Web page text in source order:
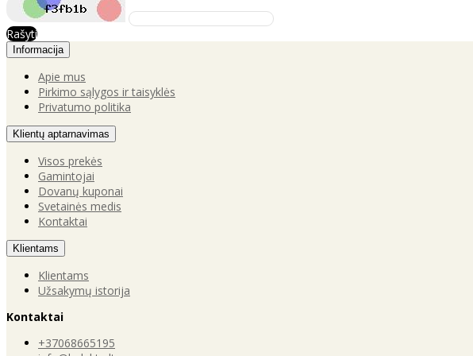
Rašyti
Informacija
Apie mus
Pirkimo sąlygos ir taisyklės
Privatumo politika
Klientų aptarnavimas
Visos prekės
Gamintojai
Dovanų kuponai
Svetainės medis
Kontaktai
Klientams
Klientams
Užsakymų istorija
Kontaktai
+37068665195